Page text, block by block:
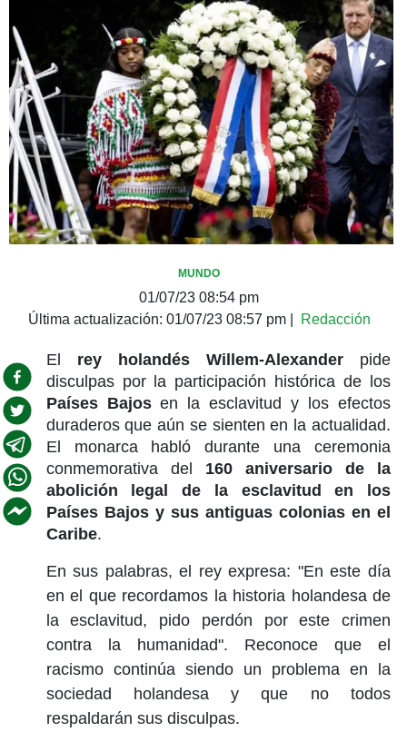
MUNDO
01/07/23 08:54 pm
Última actualización: 01/07/23 08:57 pm| Redacción
El rey holandés Willem-Alexanderpide
disculpas por la participación histórica de los
Países Bajosen la esclavitud y los efectos
duraderos que aún se sienten en la actualidad.
El monarca habló durante una ceremonia
conmemorativa del 160 aniversario de la
abolición legal de la esclavitud en los
Países Bajos y sus antiguas colonias en el
Caribe.
En sus palabras, el rey expresa: "En este día
en el que recordamos la historia holandesa de
la esclavitud, pido perdón por este crimen
contra la humanidad". Reconoce que el
racismo continúa siendo un problema en la
sociedad holandesa y que no todos
respaldarán sus disculpas.